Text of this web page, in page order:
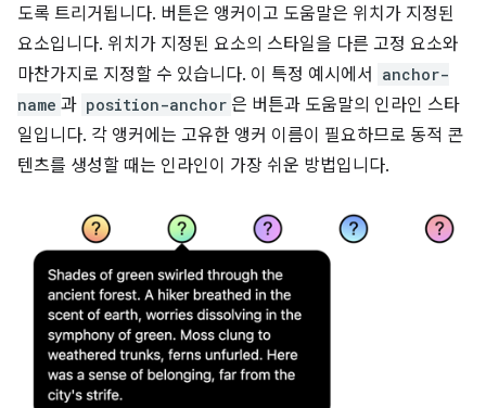
도록 트리거됩니다. 버튼은 앵커이고 도움말은 위치가 지정된
요소입니다. 위치가 지정된 요소의 스타일을 다른 고정 요소와
마찬가지로 지정할 수 있습니다. 이 특정 예시에서
anchor-
name 과 position-anchor 은 버튼과 도움말의 인라인 스타
일입니다. 각 앵커에는 고유한 앵커 이름이 필요하므로 동적 콘
텐츠를 생성할 때는 인라인이 가장 쉬운 방법입니다.